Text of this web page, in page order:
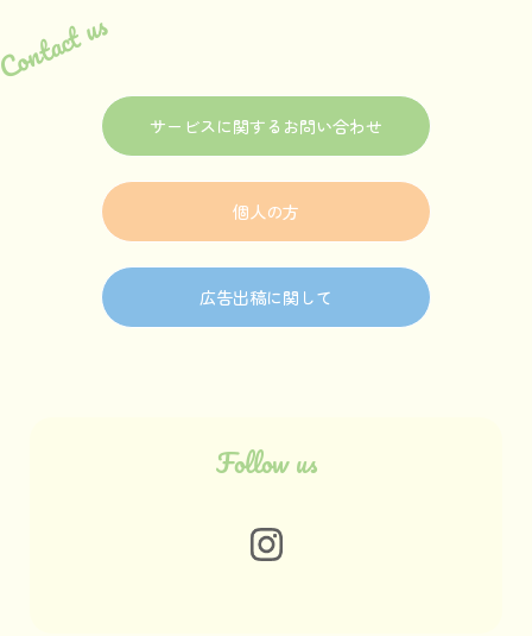
us
サービスに関するお問い合わせ
個人の方
広告出稿に関して
Follow us